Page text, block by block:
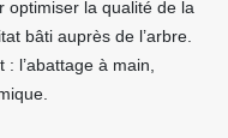
optimiser la qualité de la
bâti auprès de l’arbre.
l’abattage à main,